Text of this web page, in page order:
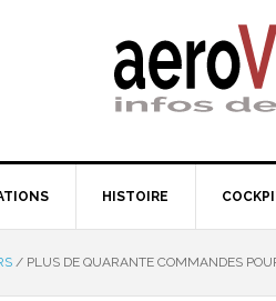
HISTOIRE
/ PLUS DE QUARANTE COMMANDES